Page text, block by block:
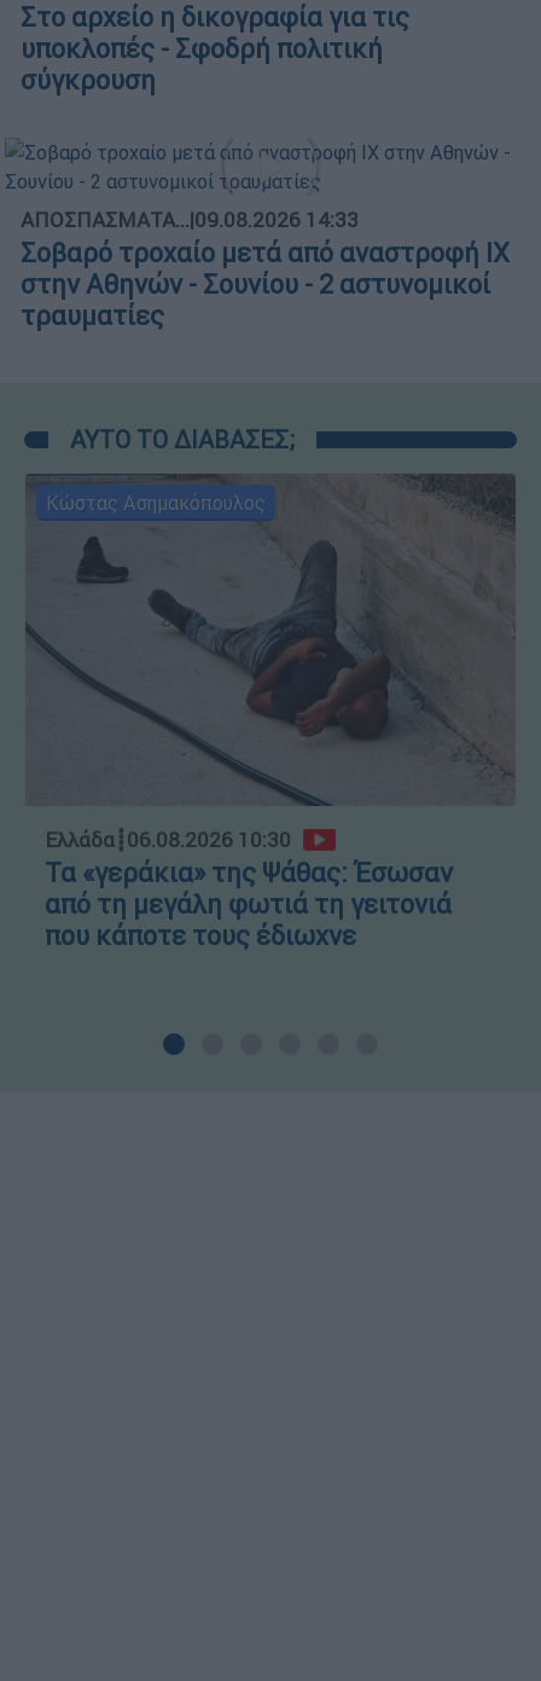
Στο αρχείο η δικογραφία για τις
υποκλοπές - Σφοδρή πολιτική
σύγκρουση
ΑΠΟΣΠΑΣΜΑΤΑ...|09.08.2026 14:33
Σοβαρό τροχαίο μετά από αναστροφή ΙΧ
στην Αθηνών - Σουνίου - 2 αστυνομικοί
τραυματίες
ΑΥΤΟ ΤΟ ΔΙΑΒΑΣΕΣ;
Κώστας Ασημακόπουλος
Ελλάδα┋06.08.2026 10:30
Τα «γεράκια» της Ψάθας: Έσωσαν
από τη μεγάλη φωτιά τη γειτονιά
που κάποτε τους έδιωχνε